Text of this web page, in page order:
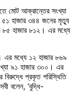
মোট আক্রান্তের সংখ্যা
হাজার ৩৪৪ জনের মৃত্যু
৮৫ হাজার ৮১২। এর মধ্যে
এর মধ্যে ১২ হাজার ৮৬৯
৯১ হাজার ৩০০। এর
বিরুদ্ধে প্রকৃত পরিস্থিতি
বলেন, ‘বুদ্ধি-